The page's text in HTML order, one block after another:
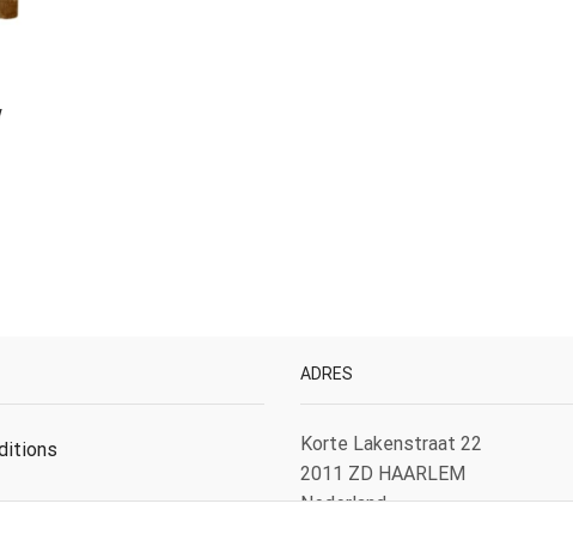
ADRES
Korte Lakenstraat 22
2011 ZD HAARLEM
Nederland